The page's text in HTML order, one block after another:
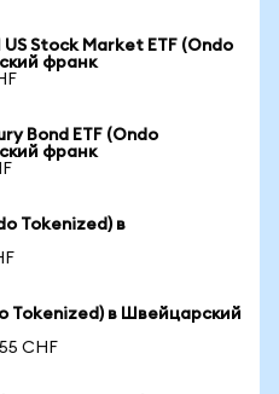
Stock Market ETF (Ondo
франк
Bond ETF (Ondo
франк
Tokenized) в
Tokenized) в Швейцарский
CHF